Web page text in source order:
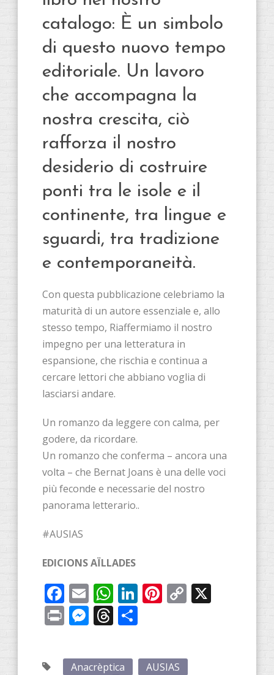
catalogo: È un simbolo
di questo nuovo tempo
editoriale. Un lavoro
che accompagna la
nostra crescita, ciò
rafforza il nostro
desiderio di costruire
ponti tra le isole e il
continente, tra lingue e
sguardi, tra tradizione
e contemporaneità.
Con questa pubblicazione celebriamo la
maturità di un autore essenziale e, allo
stesso tempo, Riaffermiamo il nostro
impegno per una letteratura in
espansione, che rischia e continua a
cercare lettori che abbiano voglia di
lasciarsi andare.
Un romanzo da leggere con calma, per
godere, da ricordare.
Un romanzo che conferma – ancora una
volta – che Bernat Joans è una delle voci
più feconde e necessarie del nostro
panorama letterario..
#AUSIAS
EDICIONS AÏLLADES
Facebook
EmailWhatsApp
LinkedIn
Pinterest
Copy
PrintMessenger
Threads
Anacrèptica
AUSIAS